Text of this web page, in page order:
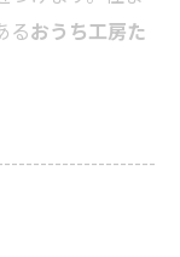
るおうち工房た